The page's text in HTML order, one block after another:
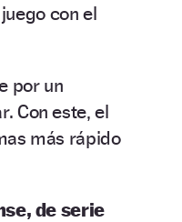
con el
por un
Con este, el
más rápido
de serie